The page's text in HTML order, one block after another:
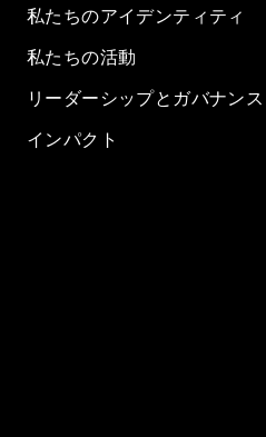
私たちのアイデンティティ
私たちの活動
リーダーシップとガバナンス
インパクト